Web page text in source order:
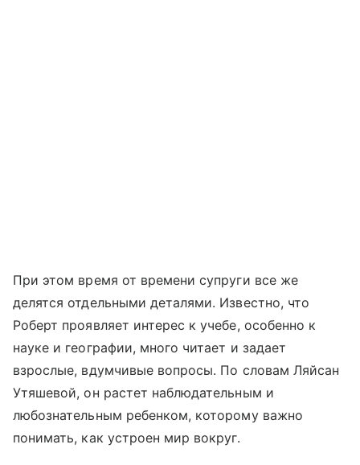
При этом время от времени супруги все же
делятся отдельными деталями. Известно, что
Роберт проявляет интерес к учебе, особенно к
науке и географии, много читает и задает
взрослые, вдумчивые вопросы. По словам Ляйсан
Утяшевой, он растет наблюдательным и
любознательным ребенком, которому важно
понимать, как устроен мир вокруг.